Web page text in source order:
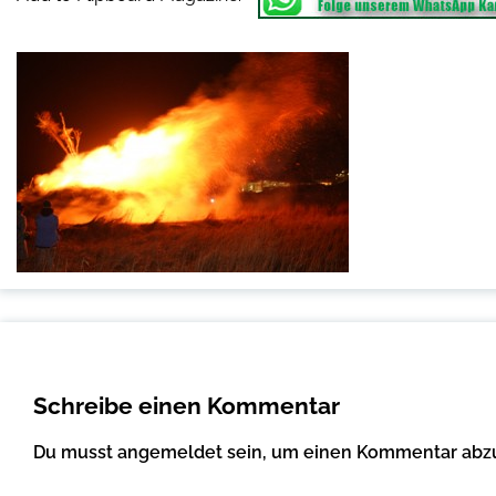
Schreibe einen Kommentar
Du musst angemeldet sein, um einen Kommentar